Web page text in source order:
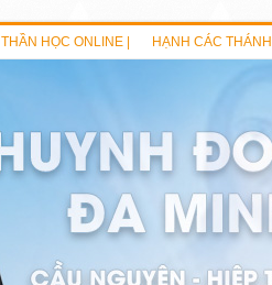
THẦN HỌC ONLINE | HẠNH CÁC THÁNH |